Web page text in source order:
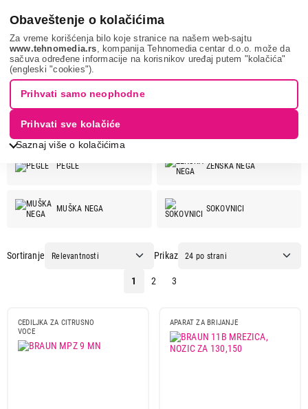
Obaveštenje o kolačićima
Za vreme korišćenja bilo koje stranice na našem web-sajtu
www.tehnomedia.rs , kompanija Tehnomedia centar d.o.o. može da
sačuva određene informacije na korisnikov uređaj putem "kolačića"
(engleski "cookies").
Saznaj više o kolačićima
Prihvati samo neophodne
Prihvati sve kolačiće
BRAUN
BRAUN
BRAUN ponuda:
PEGLE ŽENSKA NEGA
MUŠKA NEGA SOKOVNICI
MIKSERI KUVALA ZA VODU
Sortiranje Prikaz
1 2 3
CEDILJKA ZA CITRUSNO
VOCE
APARAT ZA BRIJANJE